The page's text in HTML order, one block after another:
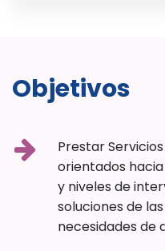
Objetivos
Prestar
orientados
y niveles de
soluciones de
necesidades de